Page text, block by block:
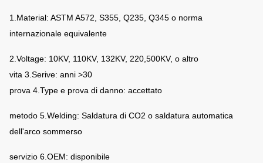
1.Material: ASTM A572, S355, Q235, Q345 o norma
internazionale equivalente
2.Voltage: 10KV, 110KV, 132KV, 220,500KV, o altro
vita 3.Serive: anni >30
prova 4.Type e prova di danno: accettato
metodo 5.Welding: Saldatura di CO2 o saldatura automatica
dell'arco sommerso
servizio 6.OEM: disponibile